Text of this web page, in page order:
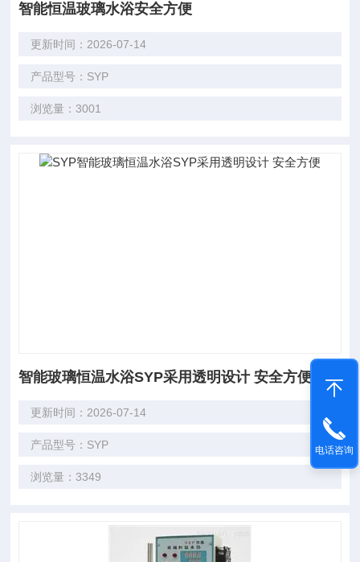
智能恒温玻璃水浴安全方便
更新时间：2026-07-14
产品型号：SYP
浏览量：3001
智能玻璃恒温水浴SYP采用透明设计 安全方便
更新时间：2026-07-14
产品型号：SYP
浏览量：3349
电话咨询